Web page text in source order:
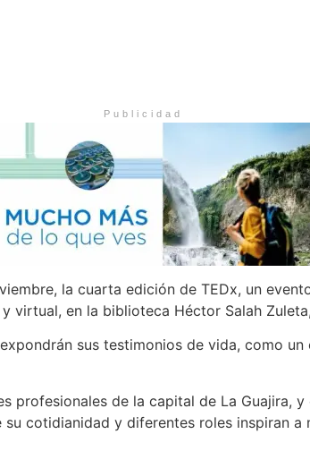
Publicidad
la cuarta edición de TEDx, un
virtual, en la biblioteca Héctor Salah
sus testimonios de vida, como
de la capital de La Guajira,
cotidianidad y diferentes roles inspiran a